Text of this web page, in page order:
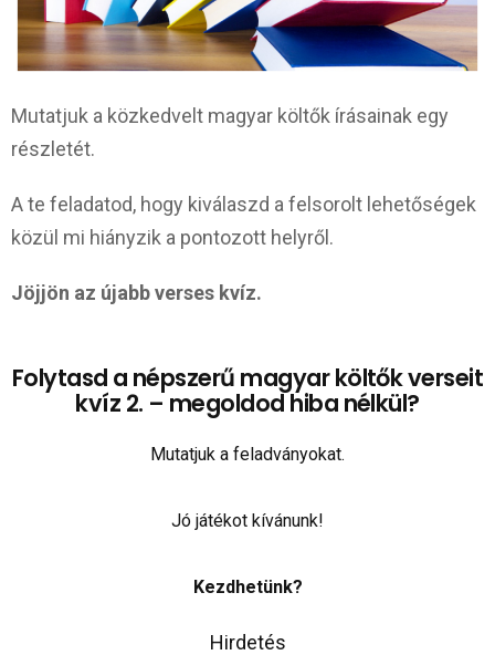
Mutatjuk a közkedvelt magyar költők írásainak egy
részletét.
A te feladatod, hogy kiválaszd a felsorolt lehetőségek
közül mi hiányzik a pontozott helyről.
Jöjjön az újabb verses kvíz.
Folytasd a népszerű magyar költők verseit
kvíz 2. – megoldod hiba nélkül?
Mutatjuk a feladványokat.
Jó játékot kívánunk!
Kezdhetünk?
Hirdetés